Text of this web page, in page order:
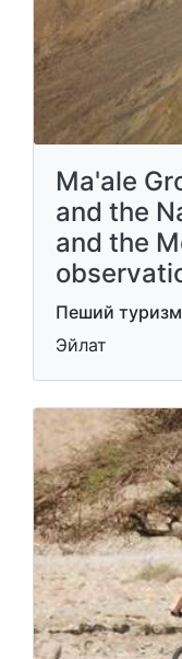
Ma'ale
and the
and the
Пеший
Эйлат